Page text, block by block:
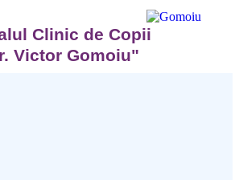
Clinic de Copii
Victor Gomoiu"